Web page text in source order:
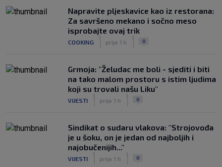
Napravite pljeskavice kao iz restorana:
Za savršeno mekano i sočno meso
isprobajte ovaj trik
COOKING prije 1 h 0
Grmoja: "Želudac me boli - sjediti i biti
na tako malom prostoru s istim ljudima
koji su trovali našu Liku"
VIJESTI prije 1 h 0
Sindikat o sudaru vlakova: "Strojovođa
je u šoku, on je jedan od najboljih i
najobučenijih..."
VIJESTI prije 1 h 0